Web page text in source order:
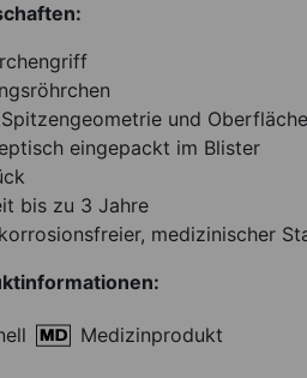
und
eingepackt im Blister
bis zu 3 Jahre
medizinischer
Medizinprodukt